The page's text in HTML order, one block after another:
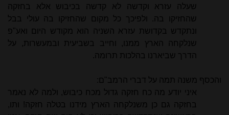
שעלה עזרא וקדשה לא קדשה בכיבוש אלא בחזקה
שהחזיקו בה. ולפיכך כל מקום שהחזיקו בה עולי בבל
ונתקדש בקדושת עזרא השניה הוא מקודש היום ואע"פ
שנלקחה הארץ ממנו, וחייב בשביעית ובמעשרות, על
הדרך שביארנו בהלכות תרומה.
והכסף משנה תמה על דברי הרמב"ם:
איני יודע מה כח חזקה גדול מכח כיבוש, ולמה לא נאמר
בחזקה גם כן משנלקחה הארץ מידנו בטלה חזקה! ותו,